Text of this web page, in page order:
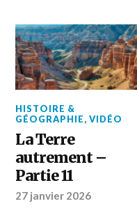
HISTOIRE &
GÉOGRAPHIE,VIDÉO
La Terre
autrement –
Partie 11
27 janvier 2026